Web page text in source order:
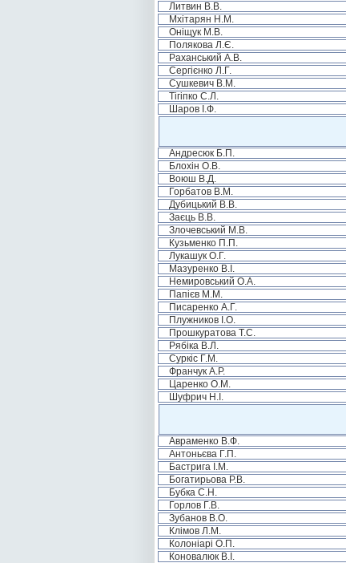
Литвин В.В.
Мхітарян Н.М.
Оніщук М.В.
Полякова Л.Є.
Раханський А.В.
Сергієнко Л.Г.
Сушкевич В.М.
Тігіпко С.Л.
Шаров І.Ф.
Андресюк Б.П.
Блохін О.В.
Воюш В.Д.
Горбатов В.М.
Дубицький В.В.
Заєць В.В.
Злочевський М.В.
Кузьменко П.П.
Лукашук О.Г.
Мазуренко В.І.
Немировський О.А.
Папієв М.М.
Писаренко А.Г.
Плужников І.О.
Прошкуратова Т.С.
Рябіка В.Л.
Суркіс Г.М.
Франчук А.Р.
Царенко О.М.
Шуфрич Н.І.
Авраменко В.Ф.
Антоньєва Г.П.
Бастрига І.М.
Богатирьова Р.В.
Бубка С.Н.
Горлов Г.В.
Зубанов В.О.
Клімов Л.М.
Колоніарі О.П.
Коновалюк В.І.